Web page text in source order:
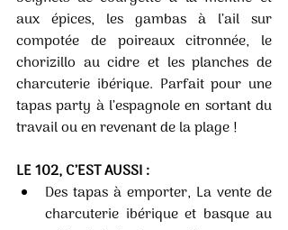
aux épices, les gambas à l’ail sur
compotée de poireaux citronnée, le
chorizillo au cidre et les planches de
charcuterie ibérique. Parfait pour une
tapas party à l’espagnole en sortant du
travail ou en revenant de la plage !
LE 102, C’EST AUSSI :
Des tapas à emporter, La vente de
charcuterie ibérique et basque au